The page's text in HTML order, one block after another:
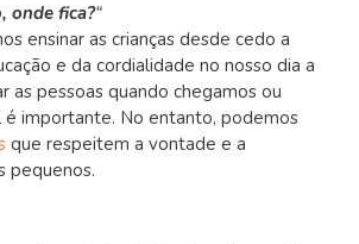
onde fica?“
ensinar as crianças desde cedo a
e da cordialidade no nosso dia a
as pessoas quando chegamos ou
é importante. No entanto, podemos
que respeitem a vontade e a
pequenos.